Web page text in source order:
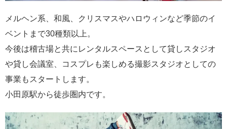
メルヘン系、和風、クリスマスやハロウィンなど季節のイ
ベントまで30種類以上。
今後は稽古場と共にレンタルスペースとして貸しスタジオ
や貸し会議室、コスプレも楽しめる撮影スタジオとしての
事業もスタートします。
小田原駅から徒歩圏内です。